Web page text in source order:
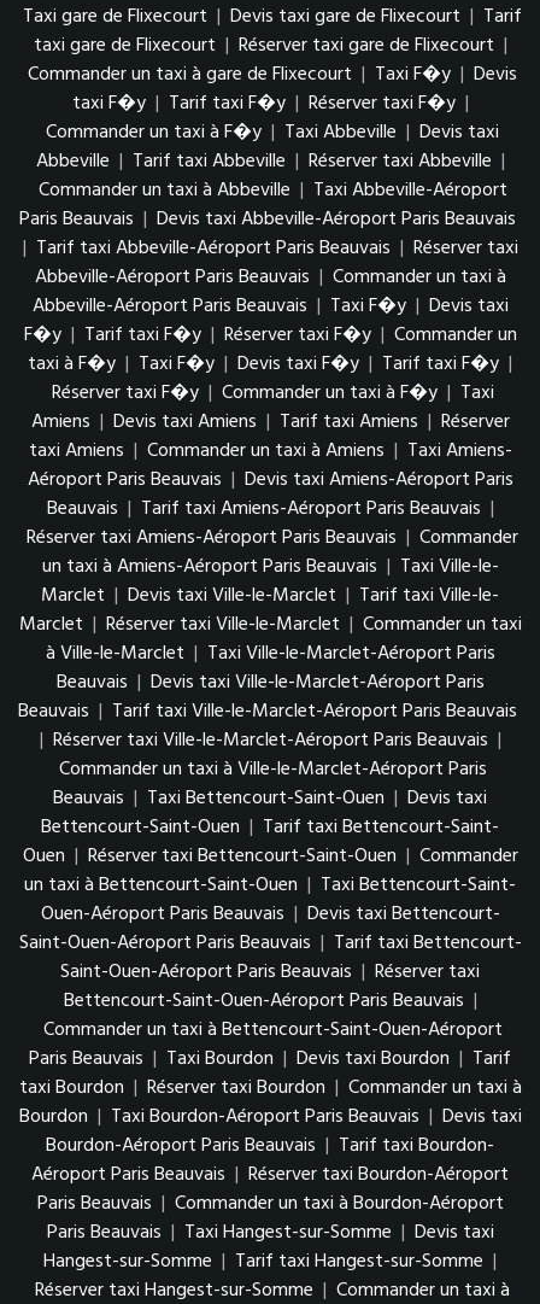
Taxi gare de Flixecourt | Devis taxi gare de Flixecourt | Tarif
taxi gare de Flixecourt | Réserver taxi gare de Flixecourt |
Commander un taxi à gare de Flixecourt | Taxi F�y | Devis
taxi F�y | Tarif taxi F�y | Réserver taxi F�y |
Commander un taxi à F�y | Taxi Abbeville | Devis taxi
Abbeville | Tarif taxi Abbeville | Réserver taxi Abbeville |
Commander un taxi à Abbeville | Taxi Abbeville-Aéroport
Paris Beauvais | Devis taxi Abbeville-Aéroport Paris Beauvais
| Tarif taxi Abbeville-Aéroport Paris Beauvais | Réserver taxi
Abbeville-Aéroport Paris Beauvais | Commander un taxi à
Abbeville-Aéroport Paris Beauvais | Taxi F�y | Devis taxi
F�y | Tarif taxi F�y | Réserver taxi F�y | Commander un
taxi à F�y | Taxi F�y | Devis taxi F�y | Tarif taxi F�y |
Réserver taxi F�y | Commander un taxi à F�y | Taxi
Amiens | Devis taxi Amiens | Tarif taxi Amiens | Réserver
taxi Amiens | Commander un taxi à Amiens | Taxi Amiens-
Aéroport Paris Beauvais | Devis taxi Amiens-Aéroport Paris
Beauvais | Tarif taxi Amiens-Aéroport Paris Beauvais |
Réserver taxi Amiens-Aéroport Paris Beauvais | Commander
un taxi à Amiens-Aéroport Paris Beauvais | Taxi Ville-le-
Marclet | Devis taxi Ville-le-Marclet | Tarif taxi Ville-le-
Marclet | Réserver taxi Ville-le-Marclet | Commander un taxi
à Ville-le-Marclet | Taxi Ville-le-Marclet-Aéroport Paris
Beauvais | Devis taxi Ville-le-Marclet-Aéroport Paris
Beauvais | Tarif taxi Ville-le-Marclet-Aéroport Paris Beauvais
| Réserver taxi Ville-le-Marclet-Aéroport Paris Beauvais |
Commander un taxi à Ville-le-Marclet-Aéroport Paris
Beauvais | Taxi Bettencourt-Saint-Ouen | Devis taxi
Bettencourt-Saint-Ouen | Tarif taxi Bettencourt-Saint-
Ouen | Réserver taxi Bettencourt-Saint-Ouen | Commander
un taxi à Bettencourt-Saint-Ouen | Taxi Bettencourt-Saint-
Ouen-Aéroport Paris Beauvais | Devis taxi Bettencourt-
Saint-Ouen-Aéroport Paris Beauvais | Tarif taxi Bettencourt-
Saint-Ouen-Aéroport Paris Beauvais | Réserver taxi
Bettencourt-Saint-Ouen-Aéroport Paris Beauvais |
Commander un taxi à Bettencourt-Saint-Ouen-Aéroport
Paris Beauvais | Taxi Bourdon | Devis taxi Bourdon | Tarif
taxi Bourdon | Réserver taxi Bourdon | Commander un taxi à
Bourdon | Taxi Bourdon-Aéroport Paris Beauvais | Devis taxi
Bourdon-Aéroport Paris Beauvais | Tarif taxi Bourdon-
Aéroport Paris Beauvais | Réserver taxi Bourdon-Aéroport
Paris Beauvais | Commander un taxi à Bourdon-Aéroport
Paris Beauvais | Taxi Hangest-sur-Somme | Devis taxi
Hangest-sur-Somme | Tarif taxi Hangest-sur-Somme |
Réserver taxi Hangest-sur-Somme | Commander un taxi à